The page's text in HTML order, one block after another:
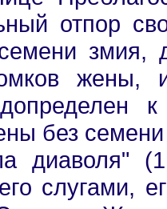
отпор
змия,
жены,
без
диаволя"
слугами,